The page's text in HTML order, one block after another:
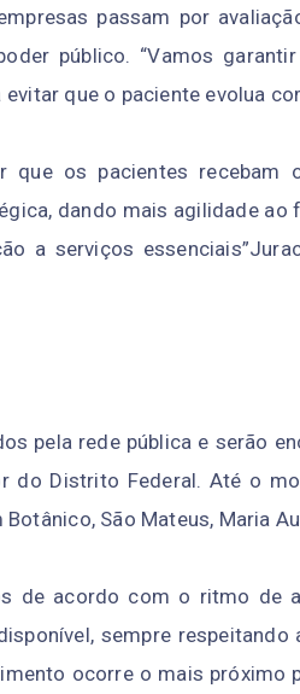
passam por
público. “Vamos
que o paciente evolua
que os pacientes
dando mais agilidade
a serviços
pela rede pública e serão
do Distrito Federal. Até o
São Mateus, Maria
de acordo com o ritmo de
sempre
ocorre o mais